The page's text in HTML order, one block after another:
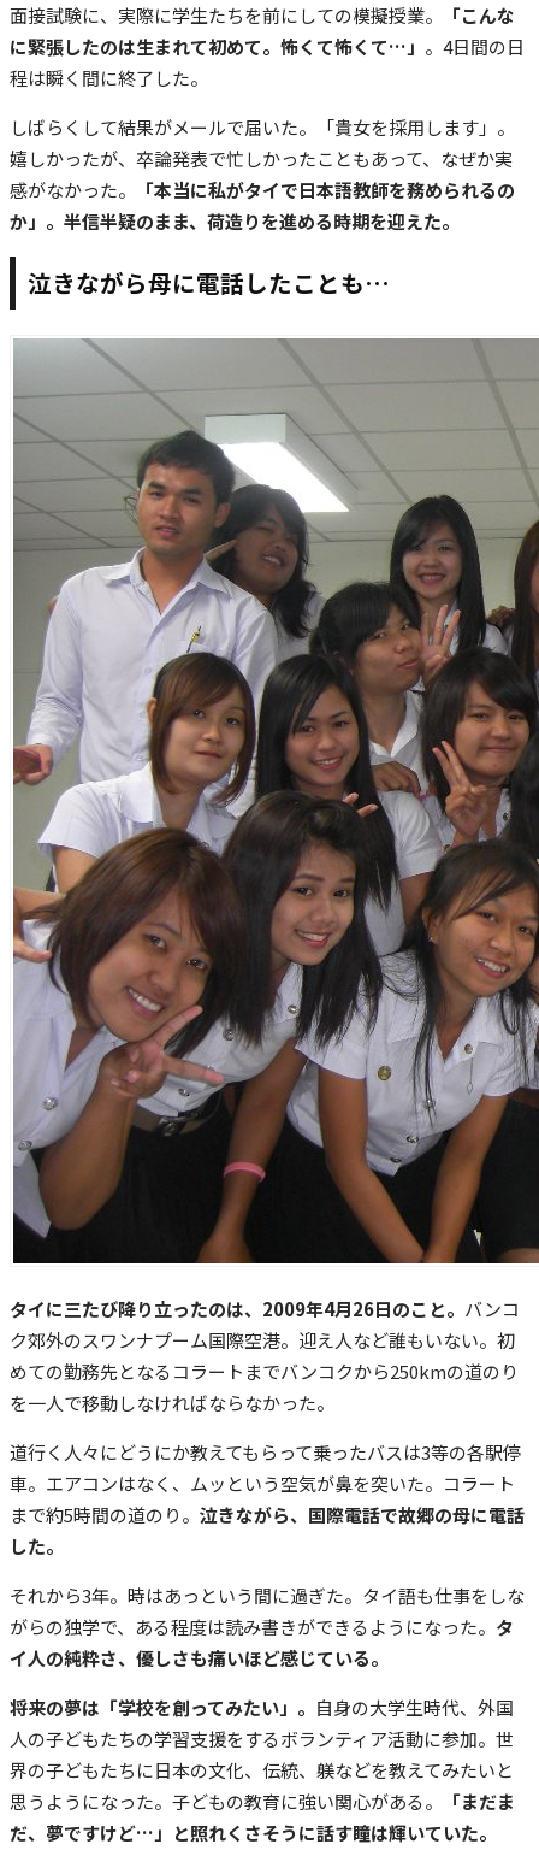
面接試験に、実際に学生たちを前にしての模擬授業。
「こんな
に緊張したのは生まれて初めて。怖くて怖くて…」 。4日間の日
程は瞬く間に終了した。
しばらくして結果がメールで届いた。「貴女を採用します」。
嬉しかったが、卒論発表で忙しかったこともあって、なぜか実
感がなかった。
「本当に私がタイで日本語教師を務められるの
か」。半信半疑のまま、荷造りを進める時期を迎えた。
泣きながら母に電話したことも…
タイに三たび降り立ったのは、2009年4月26日のこと。 バンコ
ク郊外のスワンナプーム国際空港。迎え人など誰もいない。初
めての勤務先となるコラートまでバンコクから250kmの道のり
を一人で移動しなければならなかった。
道行く人々にどうにか教えてもらって乗ったバスは3等の各駅停
車。エアコンはなく、ムッという空気が鼻を突いた。コラート
まで約5時間の道のり。 泣きながら、国際電話で故郷の母に電話
した。
それから3年。時はあっという間に過ぎた。タイ語も仕事をしな
がらの独学で、ある程度は読み書きができるようになった。 タ
イ人の純粋さ、優しさも痛いほど感じている。
将来の夢は「学校を創ってみたい」。 自身の大学生時代、外国
人の子どもたちの学習支援をするボランティア活動に参加。世
界の子どもたちに日本の文化、伝統、躾などを教えてみたいと
思うようになった。子どもの教育に強い関心がある。
「まだま
だ、夢ですけど…」と照れくさそうに話す瞳は輝いていた。